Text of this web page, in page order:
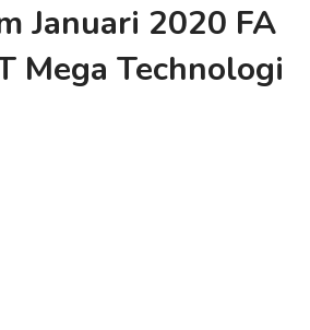
Januari 2020 FA
Mega Technologi